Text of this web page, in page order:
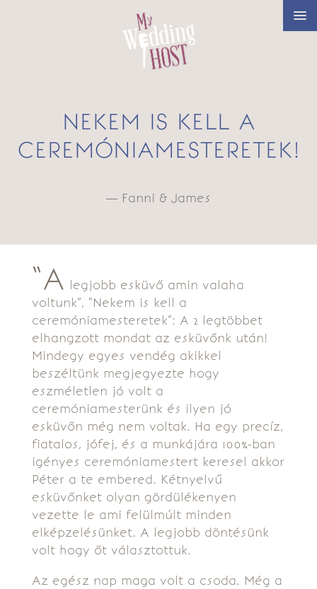
NEKEM IS KELL A
CEREMÓNIAMESTERETEK!
— Fanni & James
“A legjobb esküvő amin valaha
voltunk”, “Nekem is kell a
ceremóniamesteretek”: A 2 legtöbbet
elhangzott mondat az esküvőnk után!
Mindegy egyes vendég akikkel
beszéltünk megjegyezte hogy
eszméletlen jó volt a
ceremóniamesterünk és ilyen jó
esküvőn még nem voltak. Ha egy precíz,
fiatalos, jófej, és a munkájára 100%-ban
igényes ceremóniamestert keresel akkor
Péter a te embered. Kétnyelvű
esküvőnket olyan gördülékenyen
vezette le ami felülmúlt minden
elképzelésünket. A legjobb döntésünk
volt hogy őt választottuk.
Az egész nap maga volt a csoda. Még a